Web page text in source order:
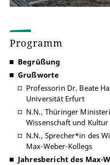
Programm
Begrüßung
Grußworte
Professorin Dr. Beate
Universität Erfurt
N.N., Thüringer
Wissenschaft und Kultur
N.N., Sprecher*in des
Max-Weber-Kollegs
Jahresbericht des Max-